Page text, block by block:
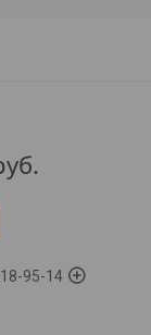
95-14